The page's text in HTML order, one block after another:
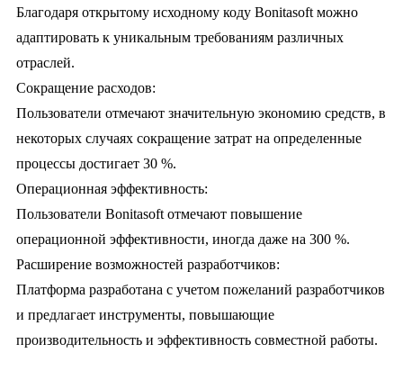
Благодаря открытому исходному коду Bonitasoft можно
адаптировать к уникальным требованиям различных
отраслей.
Сокращение расходов:
Пользователи отмечают значительную экономию средств, в
некоторых случаях сокращение затрат на определенные
процессы достигает 30 %.
Операционная эффективность:
Пользователи Bonitasoft отмечают повышение
операционной эффективности, иногда даже на 300 %.
Расширение возможностей разработчиков:
Платформа разработана с учетом пожеланий разработчиков
и предлагает инструменты, повышающие
производительность и эффективность совместной работы.